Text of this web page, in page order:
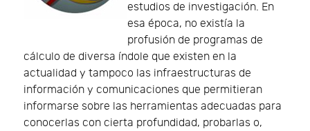
estudios de investigación. En
esa época, no existía la
profusión de programas de
cálculo de diversa índole que existen en la
actualidad y tampoco las infraestructuras de
información y comunicaciones que permitieran
informarse sobre las herramientas adecuadas para
conocerlas con cierta profundidad, probarlas o,